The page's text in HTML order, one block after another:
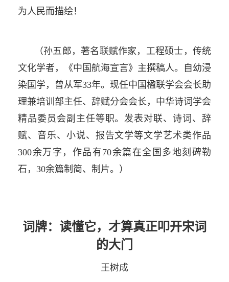
为人民而描绘！
（孙五郎，著名联赋作家，工程硕士，传统
文化学者，《中国航海宣言》主撰稿人。自幼浸
染国学，曾从军33年。现任中国楹联学会会长助
理兼培训部主任、辞赋分会会长，中华诗词学会
精品委员会副主任等职。发表对联、诗词、辞
赋、音乐、小说、报告文学等文学艺术类作品
300余万字，作品有70余篇在全国多地刻碑勒
石，30余篇制简、制片。）
词牌：读懂它，才算真正叩开宋词
的大门
王树成